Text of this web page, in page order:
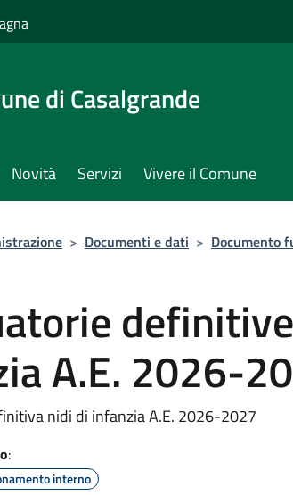
di Casalgrande
Novità Servizi Vivere il Comune
> Documenti e dati > Documento
A.E. 2026-
nidi di infanzia A.E. 2026-2027
:
interno